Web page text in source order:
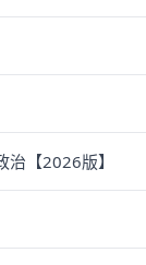
治【2026版】